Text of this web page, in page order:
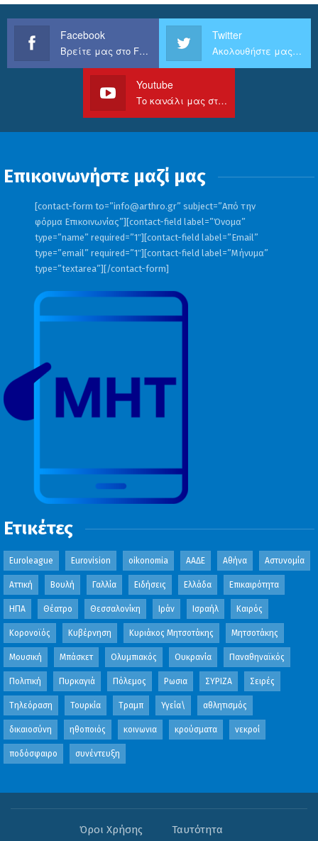
Facebook
Βρείτε μας στο Facebook
Twitter
Ακολουθήστε μας στο Twitter
Youtube
Το κανάλι μας στο Youtube
Επικοινωνήστε μαζί μας
[contact-form to=”info@arthro.gr” subject=”Από την
φόρμα Επικοινωνίας”][contact-field label=”Όνομα”
type=”name” required=”1″][contact-field label=”Email”
type=”email” required=”1″][contact-field label=”Μήνυμα”
type=”textarea”][/contact-form]
Ετικέτες
Euroleague Eurovision oikonomia ΑΑΔΕ Αθήνα Αστυνομία
Αττική Βουλή Γαλλία Ειδήσεις Ελλάδα Επικαιρότητα
ΗΠΑ Θέατρο Θεσσαλονίκη Ιράν Ισραήλ Καιρός
Κορονοϊός Κυβέρνηση Κυριάκος Μητσοτάκης Μητσοτάκης
Μουσική Μπάσκετ Ολυμπιακός Ουκρανία Παναθηναϊκός
Πολιτική Πυρκαγιά Πόλεμος Ρωσια ΣΥΡΙΖΑ Σειρές
Τηλεόραση Τουρκία Τραμπ Υγεία\ αθλητισμός
δικαιοσύνη ηθοποιός κοινωνια κρούσματα νεκροί
ποδόσφαιρο συνέντευξη
Όροι Χρήσης Ταυτότητα